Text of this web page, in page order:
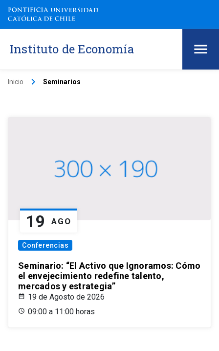
Instituto de Economía
Inicio keyboard_arrow_right Seminarios
19 AGO
Conferencias
Seminario: “El Activo que Ignoramos: Cómo
el envejecimiento redefine talento,
mercados y estrategia”
19 de Agosto de 2026
09:00 a 11:00 horas